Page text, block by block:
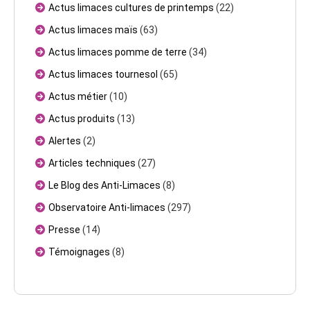
Actus limaces cultures de printemps (22)
Actus limaces maïs (63)
Actus limaces pomme de terre (34)
Actus limaces tournesol (65)
Actus métier(10)
Actus produits (13)
Alertes (2)
Articles techniques (27)
Le Blog des Anti-Limaces (8)
Observatoire Anti-limaces (297)
Presse (14)
Témoignages (8)